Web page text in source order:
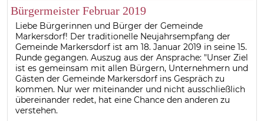
Bürgermeister Februar 2019
Liebe Bürgerinnen und Bürger der Gemeinde
Markersdorf! Der traditionelle Neujahrsempfang der
Gemeinde Markersdorf ist am 18. Januar 2019 in seine 15.
Runde gegangen. Auszug aus der Ansprache: "Unser Ziel
ist es gemeinsam mit allen Bürgern, Unternehmern und
Gästen der Gemeinde Markersdorf ins Gespräch zu
kommen. Nur wer miteinander und nicht ausschließlich
übereinander redet, hat eine Chance den anderen zu
verstehen.